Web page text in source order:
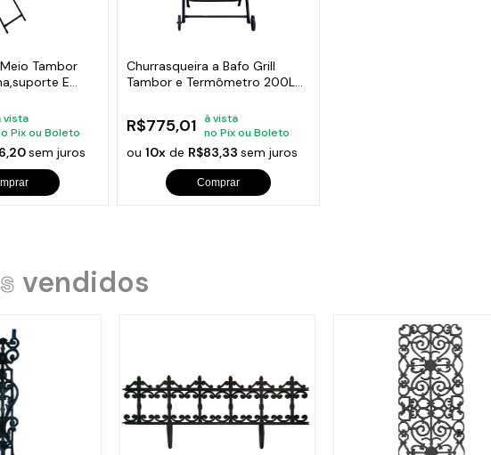
e Tampas de Chão
Tambor
E
vista
Pix ou Boleto
sem juros
Churrasqueira a Bafo Grill
Tambor e Termômetro 200L
R$775,01
à vista
no Pix ou Boleto
ou10x de R$83,33sem juros
Comprar
vendidos